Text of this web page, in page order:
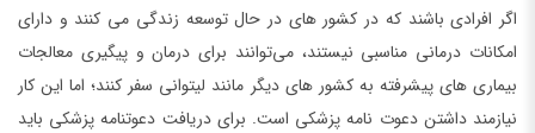
اگر افرادی باشند که در کشور های در حال توسعه زندگی می کنند و دارای
امکانات درمانی مناسبی نیستند، می‌توانند برای درمان و پیگیری معالجات
بیماری ‌های پیشرفته به کشور های دیگر مانند لیتوانی سفر کنند؛ اما این کار
نیازمند داشتن دعوت نامه پزشکی است. برای دریافت دعوتنامه پزشکی باید